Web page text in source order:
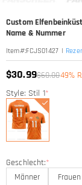
Custom
Name & Nummer
Item#:FCJS01427 |
$30.99$60.0049%
Style: Stil 1*
Geschlecht:*
Männer
Frauen